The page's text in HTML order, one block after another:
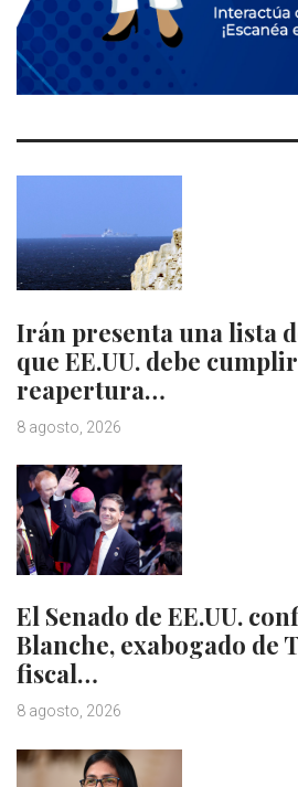
Irán presenta una lista
que EE.UU. debe
reapertura…
8 agosto, 2026
El Senado de EE.UU.
Blanche, exabogado de
fiscal…
8 agosto, 2026